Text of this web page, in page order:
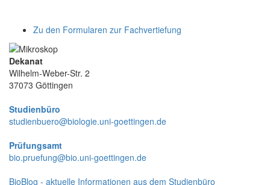
Zu den Formularen zur Fachvertiefung
Dekanat
Wilhelm-Weber-Str. 2
37073 Göttingen
Studienbüro
studienbuero@biologie.uni-goettingen.de
Prüfungsamt
bio.pruefung@bio.uni-goettingen.de
BioBlog - aktuelle Informationen aus dem Studienbüro